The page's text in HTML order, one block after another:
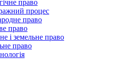
право
процес
право
право
і земельне право
право